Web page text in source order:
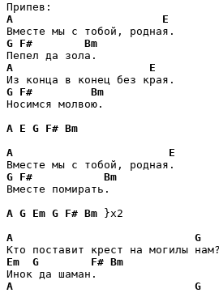
A
E
G F#
Bm
A
E
G F#
Bm
Носимся молвою.
A E G F# Bm
A
E
G F#
Bm
Вместе помирать.
A G Em G F# Bm }x2
A
G
Em
G F# Bm
A
G